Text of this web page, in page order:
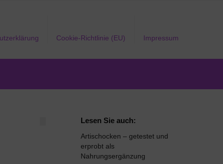
Cookie-Richtlinie (EU) Impressum
Lesen Sie auch:
Artischocken – getestet und
erprobt als
Nahrungsergänzung